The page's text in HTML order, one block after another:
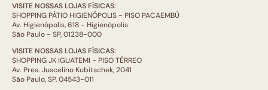
VISITE NOSSAS LOJAS FÍSICAS:
SHOPPING PÁTIO HIGIENÓPOLIS - PISO PACAEMBÚ
Av. Higienópolis, 618 - Higienópolis
São Paulo - SP, 01238-000
VISITE NOSSAS LOJAS FÍSICAS:
SHOPPING JK IGUATEMI - PISO TÉRREO
Av. Pres. Juscelino Kubitschek, 2041
São Paulo, SP, 04543-011